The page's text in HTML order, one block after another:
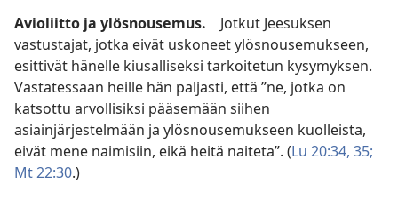
Avioliitto ja ylösnousemus. Jotkut Jeesuksen
vastustajat, jotka eivät uskoneet ylösnousemukseen,
esittivät hänelle kiusalliseksi tarkoitetun kysymyksen.
Vastatessaan heille hän paljasti, että ”ne, jotka on
katsottu arvollisiksi pääsemään siihen
asiainjärjestelmään ja ylösnousemukseen kuolleista,
eivät mene naimisiin, eikä heitä naiteta”. (Lu 20:34, 35;
Mt 22:30.)